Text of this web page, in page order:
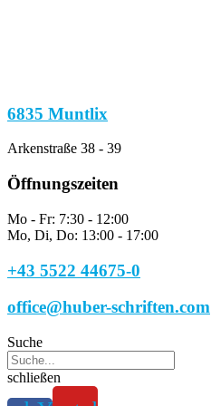
6835 Muntlix
Arkenstraße 38 - 39
Öffnungszeiten
Mo - Fr: 7:30 - 12:00
Mo, Di, Do: 13:00 - 17:00
+43 5522 44675-0
office@huber-schriften.com
Suche
schließen